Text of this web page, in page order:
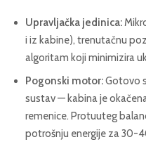
Upravljačka jedinica:
i iz kabine), trenutačnu
algoritam koji minimizira
Pogonski motor:Gotovo
sustav — kabina je
remenice. Protuuteg
potrošnju energije za 30-